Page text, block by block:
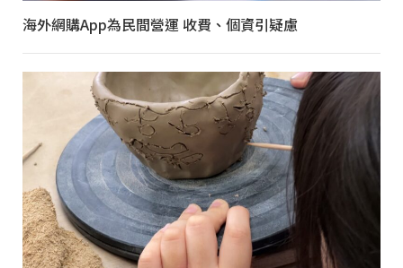
海外網購App為民間營運 收費、個資引疑慮